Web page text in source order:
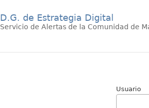
D.G. de Estrategia Digital
Servicio de Alertas de la Comunidad de
Usuario